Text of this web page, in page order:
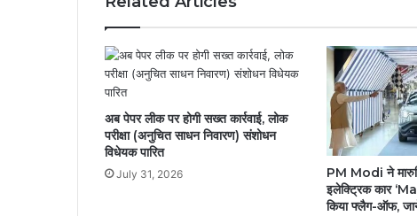
अब पेपर लीक पर होगी सख्त कार्रवाई, लोक
परीक्षा (अनुचित साधन निवारण) संशोधन
विधेयक पारित
July 31, 2026
PM Modi ने
इलेक्ट्रिक कार
किया फ्लैग-ऑफ,